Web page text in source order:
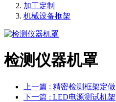
加工定制
机械设备框架
检测仪器机罩
上一篇 : 精密检测框架定做
下一篇 : LED电源测试机架